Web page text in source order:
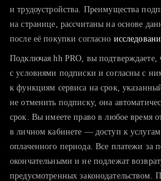
тратите много времени на
хотите сравнить себя с
и трудоустройства. Преимущества
на странице, рассчитаны на основе
после её покупки согласно
Подключая hh PRO, вы подтверждаете,
с условиями подписки и согласны с
к функциям сервиса на срок,
не отменить подписку, она
срок. Вы имеете право в любое время
в личном кабинете — доступ к услугам
оплаченного периода. Все платежи за
окончательными и не подлежат
предусмотренных законодательством.